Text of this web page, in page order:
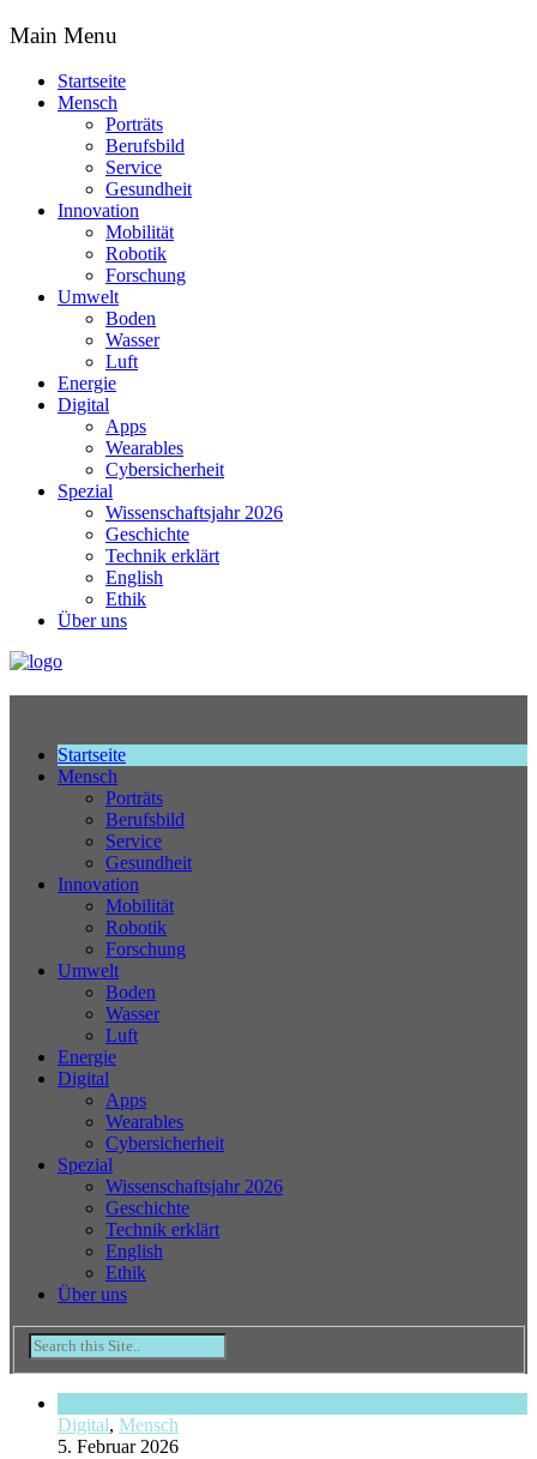
Main Menu
Startseite
Mensch
Porträts
Berufsbild
Service
Gesundheit
Innovation
Mobilität
Robotik
Forschung
Umwelt
Boden
Wasser
Luft
Energie
Digital
Apps
Wearables
Cybersicherheit
Spezial
Wissenschaftsjahr 2026
Geschichte
Technik erklärt
English
Ethik
Über uns
Startseite
Mensch
Porträts
Berufsbild
Service
Gesundheit
Innovation
Mobilität
Robotik
Forschung
Umwelt
Boden
Wasser
Luft
Energie
Digital
Apps
Wearables
Cybersicherheit
Spezial
Wissenschaftsjahr 2026
Geschichte
Technik erklärt
English
Ethik
Über uns
Digital, Mensch
5. Februar 2026